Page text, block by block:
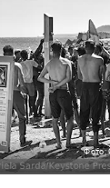
Фото: